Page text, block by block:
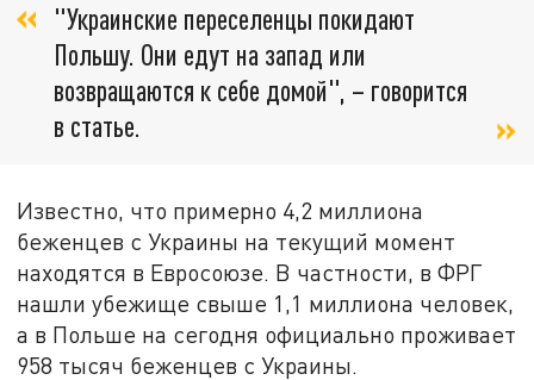
"Украинские переселенцы покидают
Польшу. Они едут на запад или
возвращаются к себе домой", – говорится
в статье.
Известно, что примерно 4,2 миллиона
беженцев с Украины на текущий момент
находятся в Евросоюзе. В частности, в ФРГ
нашли убежище свыше 1,1 миллиона человек,
а в Польше на сегодня официально проживает
958 тысяч беженцев с Украины.